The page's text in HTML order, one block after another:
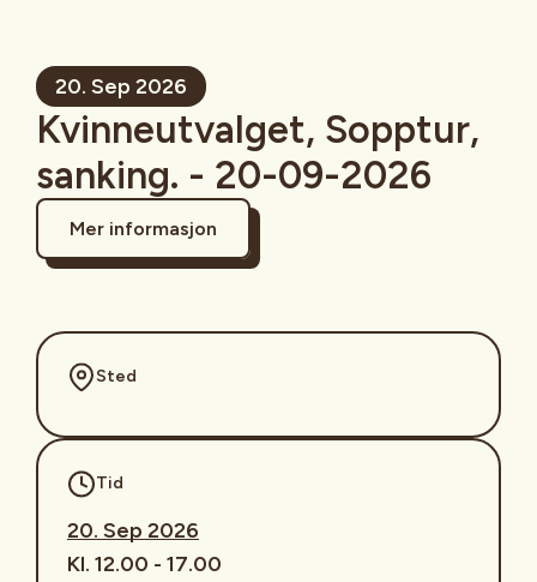
20. Sep 2026
Kvinneutvalget, Sopptur,
sanking. - 20-09-2026
Mer informasjon
Sted
Tid
20. Sep 2026
Kl. 12.00 - 17.00